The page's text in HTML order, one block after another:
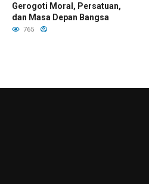
Gerogoti Moral, Persatuan,
dan Masa Depan Bangsa
765